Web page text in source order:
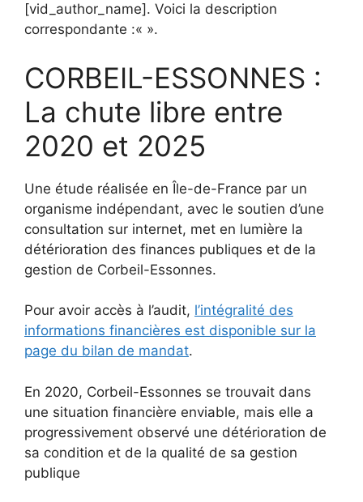
[vid_author_name]. Voici la description
correspondante :« ».
CORBEIL-ESSONNES :
La chute libre entre
2020 et 2025
Une étude réalisée en Île-de-France par un
organisme indépendant, avec le soutien d’une
consultation sur internet, met en lumière la
détérioration des finances publiques et de la
gestion de Corbeil-Essonnes.
Pour avoir accès à l’audit, l’intégralité des
informations financières est disponible sur la
page du bilan de mandat.
En 2020, Corbeil-Essonnes se trouvait dans
une situation financière enviable, mais elle a
progressivement observé une détérioration de
sa condition et de la qualité de sa gestion
publique